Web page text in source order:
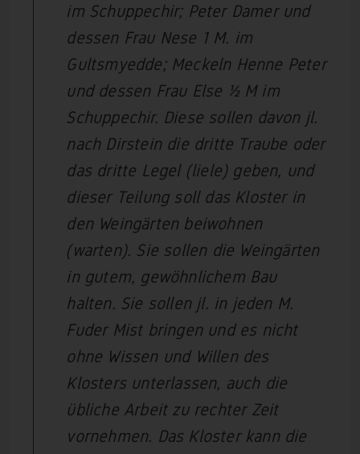
im Schuppechir; Peter Damer und
dessen Frau Nese 1 M. im
Gultsmyedde; Meckeln Henne Peter
und dessen Frau Else ½ M im
Schuppechir. Diese sollen davon jl.
nach Dirstein die dritte Traube oder
das dritte Legel (liele) geben, und
dieser Teilung soll das Kloster in
den Weingärten beiwohnen
(warten). Sie sollen die Weingärten
in gutem, gewöhnlichem Bau
halten. Sie sollen jl. in jeden M.
Fuder Mist bringen und es nicht
ohne Wissen und Willen des
Klosters unterlassen, auch die
übliche Arbeit zu rechter Zeit
vornehmen. Das Kloster kann die